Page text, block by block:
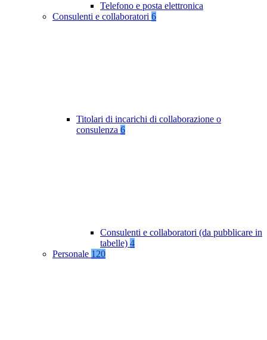
Telefono e posta elettronica
Consulenti e collaboratori 6
Titolari di incarichi di collaborazione o
consulenza 6
Consulenti e collaboratori (da pubblicare in
tabelle) 4
Personale 120